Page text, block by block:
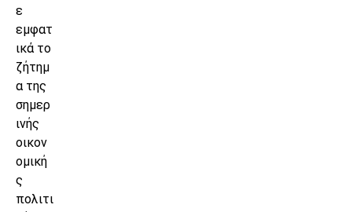
ε
εμφατ
ικά το
ζήτημ
α της
σημερ
ινής
οικον
ομική
ς
πολιτι